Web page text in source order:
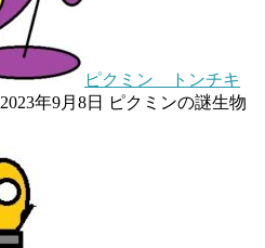
ピクミン トンチキ
2023年9月8日
ピクミンの謎生物